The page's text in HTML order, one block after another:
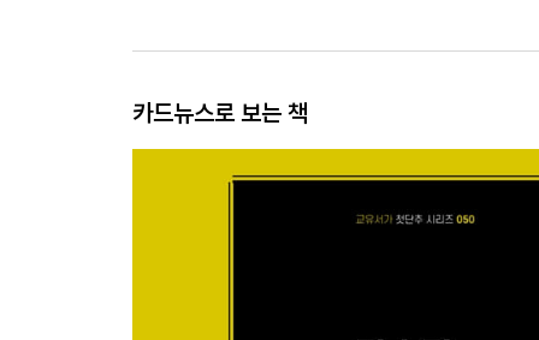
카드뉴스로 보는 책